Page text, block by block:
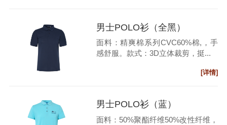
男士POLO衫（全黑）
面料：精爽棉系列CVC60%棉,，手
感舒服。款式：3D立体裁剪，挺...
[详情]
男士POLO衫（蓝）
面料：50%聚酯纤维50%改性纤维，